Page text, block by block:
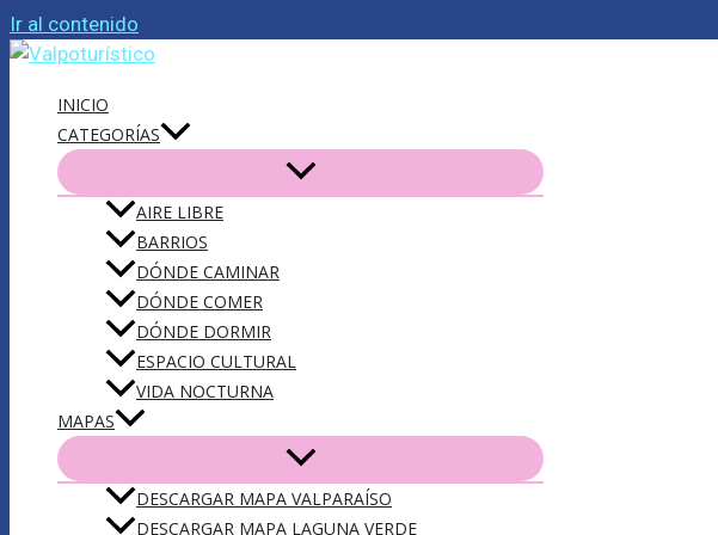
Ir al contenido
INICIO
CATEGORÍAS
AIRE LIBRE
BARRIOS
DÓNDE CAMINAR
DÓNDE COMER
DÓNDE DORMIR
ESPACIO CULTURAL
VIDA NOCTURNA
MAPAS
DESCARGAR MAPA VALPARAÍSO
DESCARGAR MAPA LAGUNA VERDE